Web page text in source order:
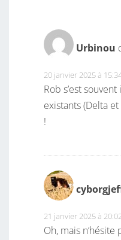
Urbinou
20 janvier 2025 à
Rob s’est
existants (Delta
!
21 janvier 2025 à
Oh, mais